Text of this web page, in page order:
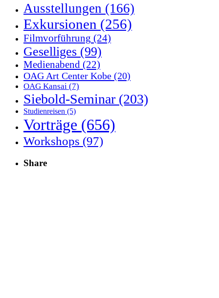
Ausstellungen (166)
Exkursionen (256)
Filmvorführung (24)
Geselliges (99)
Medienabend (22)
OAG Art Center Kobe (20)
OAG Kansai (7)
Siebold-Seminar (203)
Studienreisen (5)
Vorträge (656)
Workshops (97)
Share